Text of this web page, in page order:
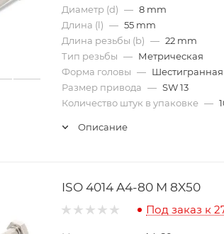
Диаметр (d) — 8 mm
Длина (l) — 55 mm
Длина резьбы (b) — 22 mm
Тип резьбы — Метрическая
Форма головы — Шестигранная
Размер привода — SW 13
Количество штук в упаковке —
Описание
ISO 4014 A4-80 M 8X50
Под заказ к